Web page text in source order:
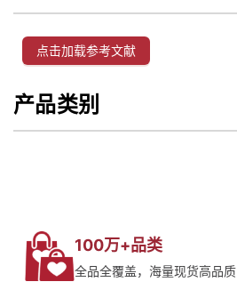
点击加载参考文献
产品类别
100万+品类
全品全覆盖，海量现货高品质